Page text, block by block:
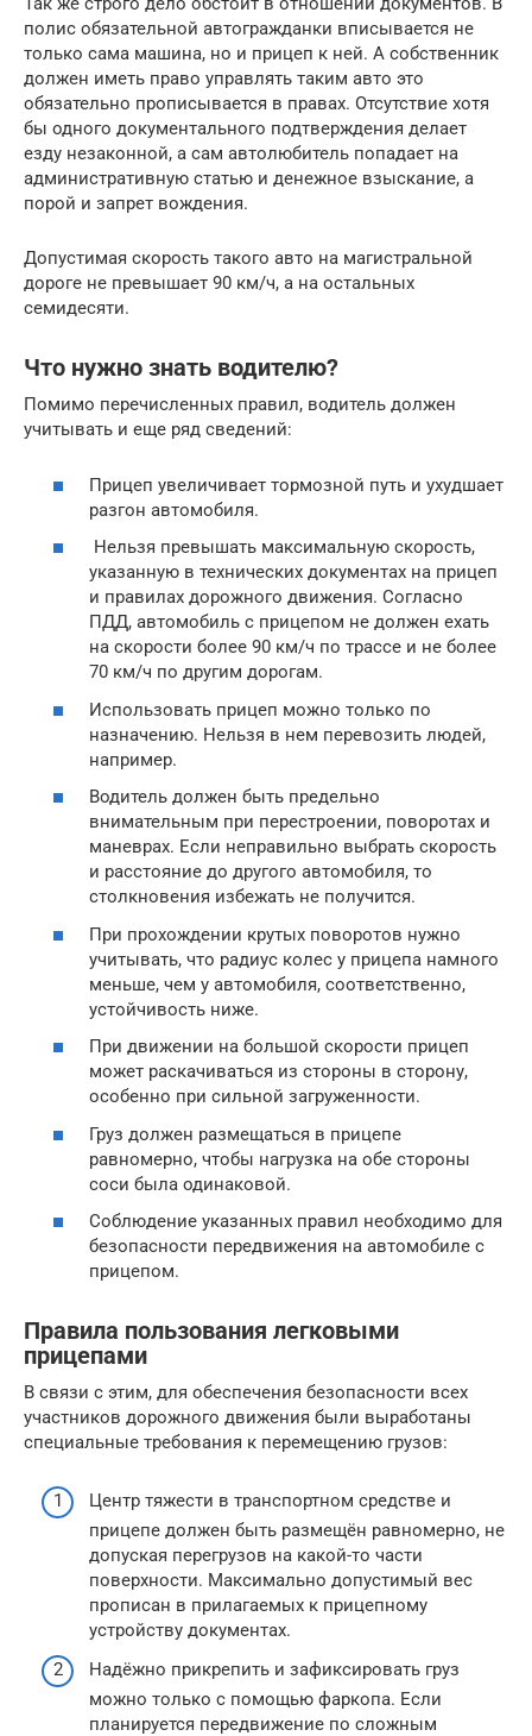
полис обязательной автогражданки вписывается не
только сама машина, но и прицеп к ней. А собственник
должен иметь право управлять таким авто это
обязательно прописывается в правах. Отсутствие хотя
бы одного документального подтверждения делает
езду незаконной, а сам автолюбитель попадает на
административную статью и денежное взыскание, а
порой и запрет вождения.
Допустимая скорость такого авто на магистральной
дороге не превышает 90 км/ч, а на остальных
семидесяти.
Что нужно знать водителю?
Помимо перечисленных правил, водитель должен
учитывать и еще ряд сведений:
Прицеп увеличивает тормозной путь и ухудшает
разгон автомобиля.
Нельзя превышать максимальную скорость,
указанную в технических документах на прицеп
и правилах дорожного движения. Согласно
ПДД, автомобиль с прицепом не должен ехать
на скорости более 90 км/ч по трассе и не более
70 км/ч по другим дорогам.
Использовать прицеп можно только по
назначению. Нельзя в нем перевозить людей,
например.
Водитель должен быть предельно
внимательным при перестроении, поворотах и
маневрах. Если неправильно выбрать скорость
и расстояние до другого автомобиля, то
столкновения избежать не получится.
При прохождении крутых поворотов нужно
учитывать, что радиус колес у прицепа намного
меньше, чем у автомобиля, соответственно,
устойчивость ниже.
При движении на большой скорости прицеп
может раскачиваться из стороны в сторону,
особенно при сильной загруженности.
Груз должен размещаться в прицепе
равномерно, чтобы нагрузка на обе стороны
соси была одинаковой.
Соблюдение указанных правил необходимо для
безопасности передвижения на автомобиле с
прицепом.
Правила пользования легковыми
прицепами
В связи с этим, для обеспечения безопасности всех
участников дорожного движения были выработаны
специальные требования к перемещению грузов:
Центр тяжести в транспортном средстве и
прицепе должен быть размещён равномерно, не
допуская перегрузов на какой-то части
поверхности. Максимально допустимый вес
прописан в прилагаемых к прицепному
устройству документах.
Надёжно прикрепить и зафиксировать груз
можно только с помощью фаркопа. Если
планируется передвижение по сложным